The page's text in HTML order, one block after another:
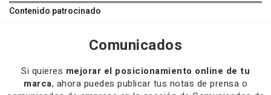
Contenido patrocinado
Comunicados
Si quieres mejorar el posicionamiento online de tu
marca, ahora puedes publicar tus notas de prensa o